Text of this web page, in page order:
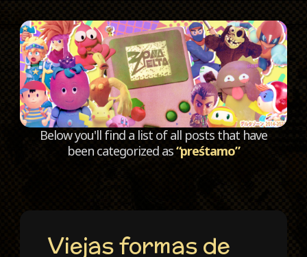
Below you'll find a list of all posts that have
been categorized as“preśtamo”
Viejas formas de